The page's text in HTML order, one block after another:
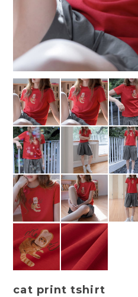
cat print tshirt